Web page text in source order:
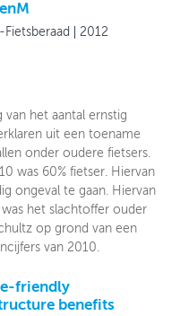
Fietsberaad 2012
het aantal ernstig
uit een toename
onder oudere fietsers.
was 60% fietser. Hiervan
ongeval te gaan. Hiervan
het slachtoffer ouder
op grond van een
van 2010.
friendly
benefits